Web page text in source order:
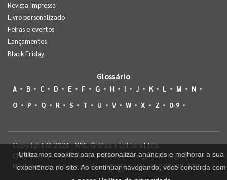
Revista Impressa
Livro personalizado
Feiras e eventos
Lançamentos
Black Friday
Glossário
A B C D E F G H I J K L M
N
O
P Q R S T U V W X Z 0-9
Copyright © 2026 - WBL Gráfica e Editora Ltda.
CNPJ 08.142.850/0001-36 - Rua Prefeito Takume Koike, 499 -
Núcleo Itaim - Ferraz de Vasconcelos - SP - CEP 08538-100
Utilizamos cookies para personalizar anúncios e melhorar a sua
experiência no site. Ao continuar navegando, você concorda com